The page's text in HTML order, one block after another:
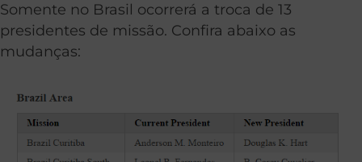
Somente no Brasil ocorrerá a troca de 13
presidentes de missão. Confira abaixo as
mudanças: